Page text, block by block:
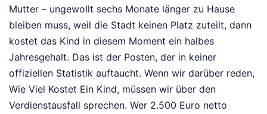
Mutter – ungewollt sechs Monate länger zu Hause
bleiben muss, weil die Stadt keinen Platz zuteilt, dann
kostet das Kind in diesem Moment ein halbes
Jahresgehalt. Das ist der Posten, der in keiner
offiziellen Statistik auftaucht. Wenn wir darüber reden,
Wie Viel Kostet Ein Kind, müssen wir über den
Verdienstausfall sprechen. Wer 2.500 Euro netto